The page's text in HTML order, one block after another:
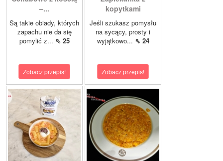
–...
Są takie obiady, których
zapachu nie da się
pomylić z... ⇖ 25
Zobacz przepis!
kopytkami
Jeśli szukasz pomysłu
na sycący, prosty i
wyjątkowo... ⇖ 24
Zobacz przepis!